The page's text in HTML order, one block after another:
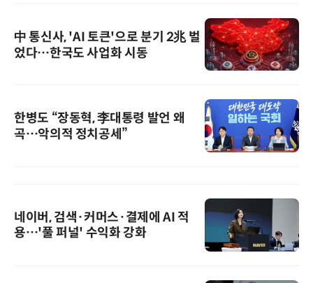
中 통신사, 'AI 토큰'으로 분기 2兆 벌
었다…한국도 사업화 시동
한병도 “장동혁, 李대통령 발언 왜
곡…악의적 정치공세”
네이버, 검색·커머스·결제에 AI 적
용…'풀 퍼널' 수익화 강화